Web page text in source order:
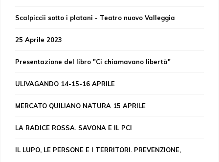
Scalpiccii sotto i platani - Teatro nuovo Valleggia
25 Aprile 2023
Presentazione del libro "Ci chiamavano libertà"
ULIVAGANDO 14-15-16 APRILE
MERCATO QUILIANO NATURA 15 APRILE
LA RADICE ROSSA. SAVONA E IL PCI
IL LUPO, LE PERSONE E I TERRITORI. PREVENZIONE,